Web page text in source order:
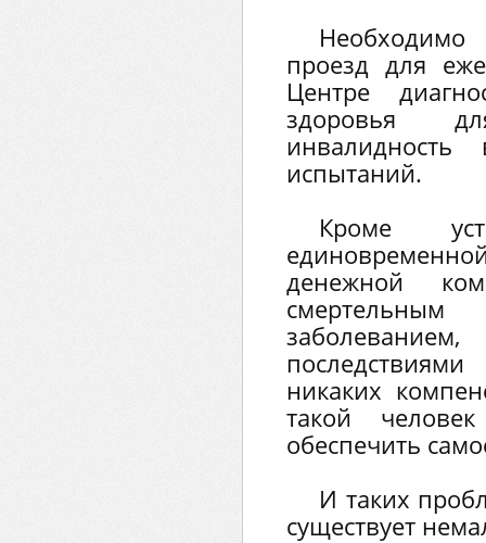
проезд для
Центре
здоровья
инвалидность
испытаний.
Кроме
денежной
никаких
такой
обеспечить
И таких
существует